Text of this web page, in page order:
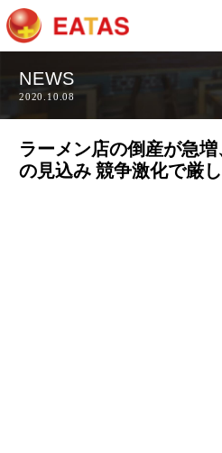
NEWS
2020.10.08
ラーメン店の倒産が急
の見込み 競争激化で厳